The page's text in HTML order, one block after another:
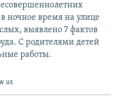
ночное время на улице
выявлено 7 фактов
С родителями детей
работы.
us